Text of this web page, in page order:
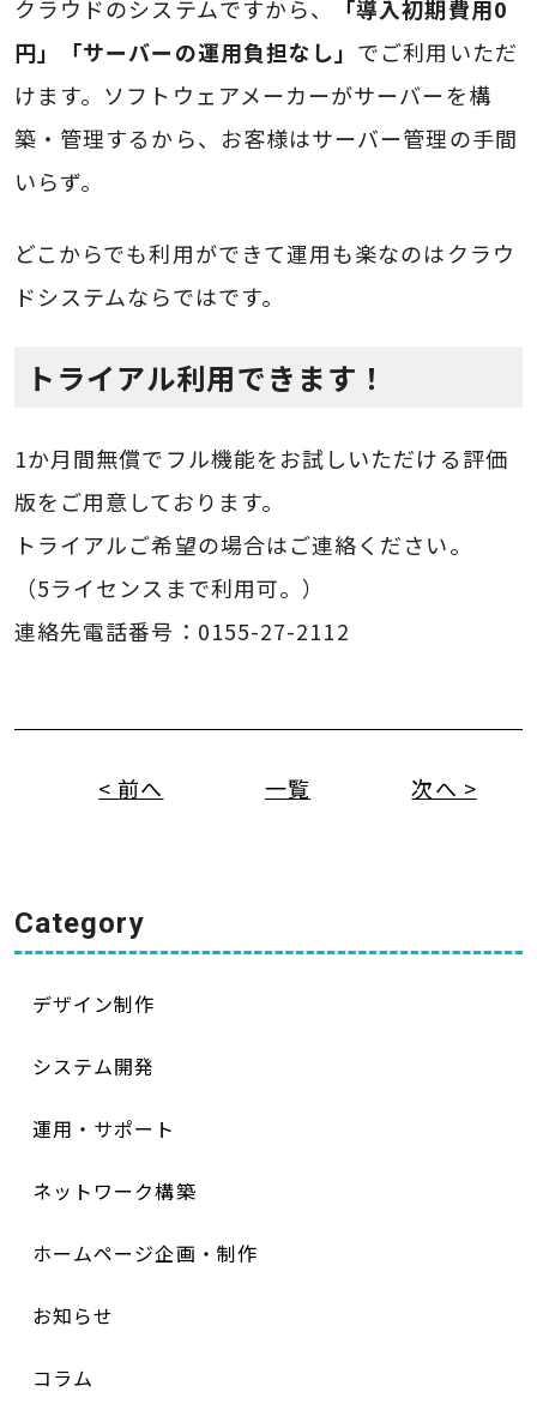
クラウドのシステムですから、
「導入初期費用0
円」「サーバーの運用負担なし」 でご利用いただ
けます。ソフトウェアメーカーがサーバーを構
築・管理するから、お客様はサーバー管理の手間
いらず。
どこからでも利用ができて運用も楽なのはクラウ
ドシステムならではです。
トライアル利用できます！
1か月間無償でフル機能をお試しいただける評価
版をご用意しております。
トライアルご希望の場合はご連絡ください。
（5ライセンスまで利用可。）
連絡先電話番号：0155-27-2112
< 前へ 一覧 次へ >
Category
デザイン制作
システム開発
運用・サポート
ネットワーク構築
ホームページ企画・制作
お知らせ
コラム